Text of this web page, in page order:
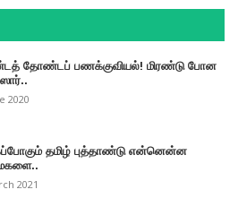
தோண்டப் பணக்குவியல்! மிரண்டு போன
2020
தமிழ் புத்தாண்டு என்னென்ன
2021